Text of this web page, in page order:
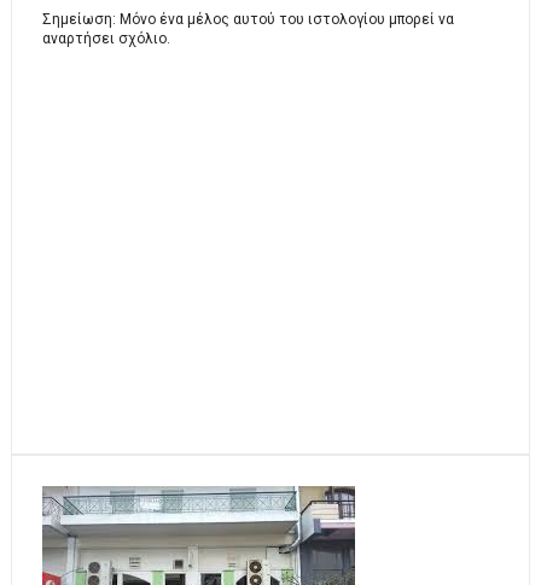
Σημείωση: Μόνο ένα μέλος αυτού του ιστολογίου μπορεί να
αναρτήσει σχόλιο.